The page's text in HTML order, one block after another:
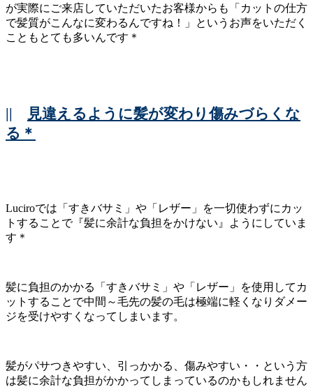
が実際にご来店していただいたお客様からも「カットの仕方
で髪質がこんなに変わるんですね！」というお声をいただく
こともとても多いんです＊
||
見違えるように髪が変わり傷みづらくな
る＊
Luciroでは「すきバサミ」や「レザー」を一切使わずにカッ
トすることで『髪に余計な負担をかけない』ようにしていま
す＊
髪に負担のかかる「すきバサミ」や「レザー」を使用してカ
ットすることで中間～毛先の髪の毛は極端に軽くなりダメー
ジを受けやすくなってしまいます。
髪がパサつきやすい、引っかかる、傷みやすい・・という方
は髪に余計な負担がかかってしまっているのかもしれません